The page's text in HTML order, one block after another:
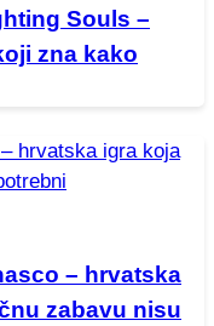
Souls –
zna kako
– hrvatska
zabavu nisu